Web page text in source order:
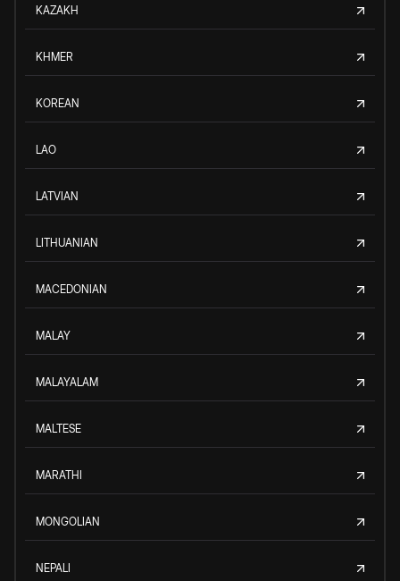
KAZAKH
KHMER
KOREAN
LAO
LATVIAN
LITHUANIAN
MACEDONIAN
MALAY
MALAYALAM
MALTESE
MARATHI
MONGOLIAN
NEPALI